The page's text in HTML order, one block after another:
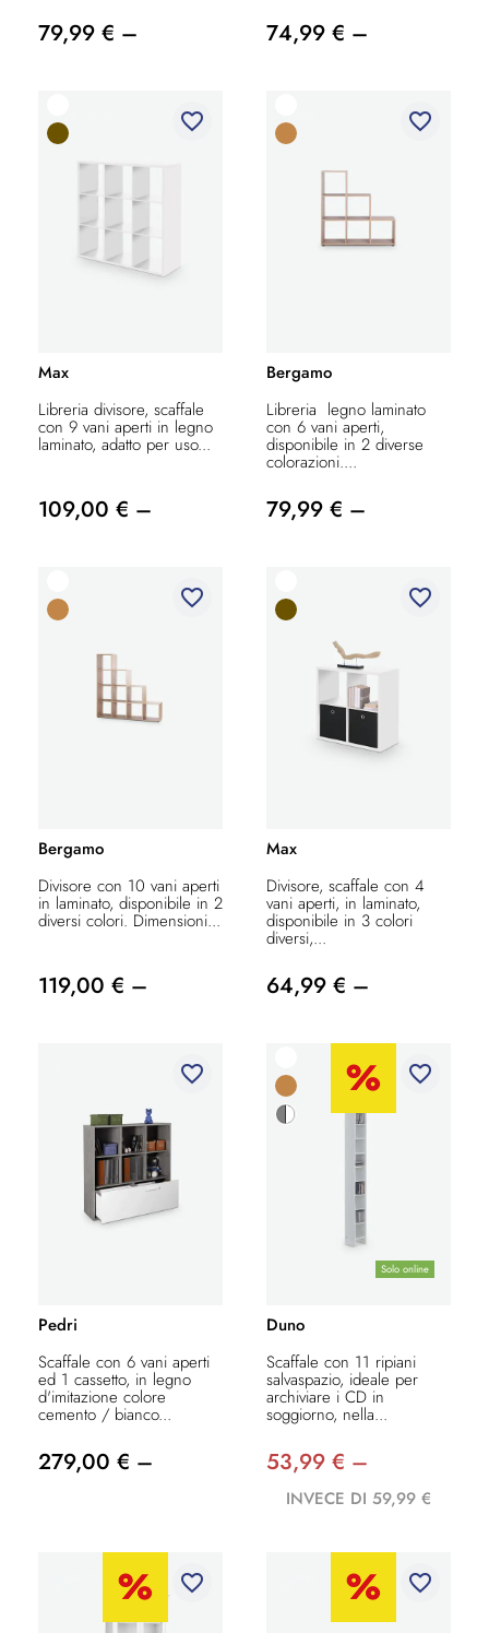
79,99 € – 74,99 € –
favorite_border
Max
Libreria divisore, scaffale
con 9 vani aperti in legno
laminato, adatto per uso...
109,00 € –
favorite_border
Bergamo
Libreria legno laminato
con 6 vani aperti,
disponibile in 2 diverse
colorazioni....
79,99 € –
favorite_border
Bergamo
Divisore con 10 vani aperti
in laminato, disponibile in 2
diversi colori. Dimensioni...
119,00 € –
favorite_border
Max
Divisore, scaffale con 4
vani aperti, in laminato,
disponibile in 3 colori
diversi,...
64,99 € –
favorite_border
Pedri
Scaffale con 6 vani aperti
ed 1 cassetto, in legno
d'imitazione colore
cemento / bianco...
279,00 € –
Solo online
favorite_border
Duno
Scaffale con 11 ripiani
salvaspazio, ideale per
archiviare i CD in
soggiorno, nella...
53,99 € –
INVECE DI 59,99 €
favorite_border favorite_border